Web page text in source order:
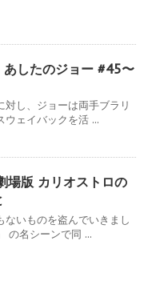
したのジョー #45〜
対し、ジョーは両手ブラリ
ウェイバックを活 ...
場版 カリオストロの
ないものを盗んでいきまし
の名シーンで同 ...